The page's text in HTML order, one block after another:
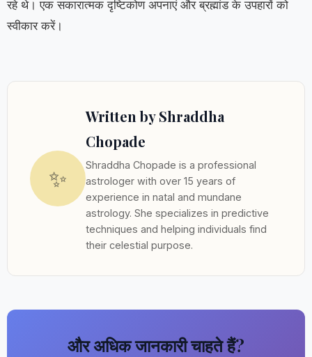
रहे थे। एक सकारात्मक दृष्टिकोण अपनाएं और ब्रह्मांड के उपहारों को
स्वीकार करें।
✨
Written by Shraddha
Chopade
Shraddha Chopade is a professional
astrologer with over 15 years of
experience in natal and mundane
astrology. She specializes in predictive
techniques and helping individuals find
their celestial purpose.
और अधिक जानकारी चाहते हैं?